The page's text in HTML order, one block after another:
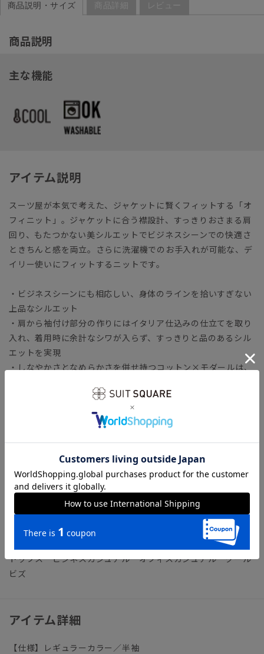
商品説明・サイズ 商品詳細 レビュー
商品説明
主な機能
アイテム説明
スーツ屋が本気で考えた、ジャケットに賢くフィットする「オ
フィニット」。ジャケットに合う襟設計、すっきりおさまる肩
回り、もたつかない美シルエットでビジネスシーンでの快適さ
ときちんと感を両立。さらに洗濯機でのお手入れが可能な、デ
イリー使いにフィットするニットです。
・ビジネスシーンにも相応しい、身体のラインを拾いすぎない
上品なシルエット
・肩から袖付け部分の作りにはイタリア仕込みの仕立てを取り
入れ、着用時に余計なシワが入らず、すっきりと品のあるシル
エットを実現
・しなやかさとなめらかさを併せ持つコットン×モダールは、
・接触冷感加工を施した、ひんやり＆サラッとした肌触りと着
・ご家庭の洗濯機で洗える優れたイージーケア性と、抗ピル加
工で毛玉になりにくい機能性を完備
【ショップインブランド】 COMMUTECH（コミューテッ
ク）
多様性や利便性（機能・ファッション性）、テレワークなど
様々な切り口へフォーカスしたオフィススタイルコンテンツで
す。
トップス ビジネスカジュアル オフィスカジュアル クール
ビズ
アイテム詳細
【仕様】レギュラーカラー／半袖